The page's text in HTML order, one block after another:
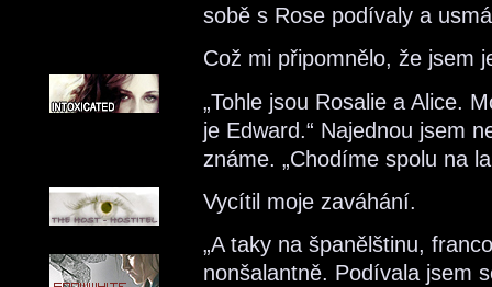
sobě s Rose podívaly a
Což mi připomnělo, že jsem
„Tohle jsou Rosalie a Alice.
je Edward.“ Najednou jsem
známe. „Chodíme spolu na
Vycítil moje zaváhání.
„A taky na španělštinu,
nonšalantně. Podívala jsem